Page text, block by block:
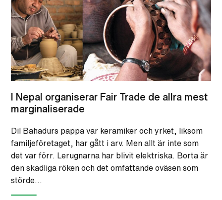
I Nepal organiserar Fair Trade de allra mest
marginaliserade
Dil Bahadurs pappa var keramiker och yrket, liksom
familjeföretaget, har gått i arv. Men allt är inte som
det var förr. Lerugnarna har blivit elektriska. Borta är
den skadliga röken och det omfattande oväsen som
störde…